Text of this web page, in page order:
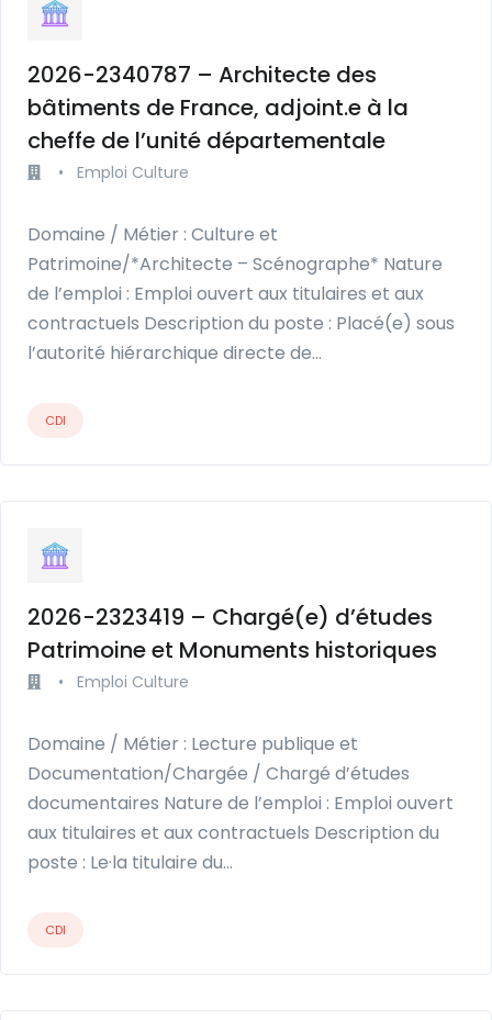
2026-2340787 – Architecte des
bâtiments de France, adjoint.e à la
cheffe de l’unité départementale
• Emploi Culture
Domaine / Métier : Culture et
Patrimoine/*Architecte – Scénographe* Nature
de l’emploi : Emploi ouvert aux titulaires et aux
contractuels Description du poste : Placé(e) sous
l’autorité hiérarchique directe de…
CDI
2026-2323419 – Chargé(e) d’études
Patrimoine et Monuments historiques
• Emploi Culture
Domaine / Métier : Lecture publique et
Documentation/Chargée / Chargé d’études
documentaires Nature de l’emploi : Emploi ouvert
aux titulaires et aux contractuels Description du
poste : Le·la titulaire du…
CDI